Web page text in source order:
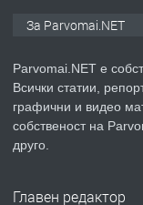
ПРЕДЛАГА
За Parvomai.NET
Parvomai.NET е
Всички статии,
графични и видео
собственост на
друго.
Главен редактор